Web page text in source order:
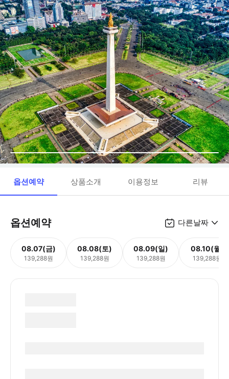
옵션예약 상품소개 이용정보 리뷰
옵션예약 다른날짜
08.07(금)
139,288원
08.08(토)
139,288원
08.09(일)
139,288원
08.10(월)
139,288원